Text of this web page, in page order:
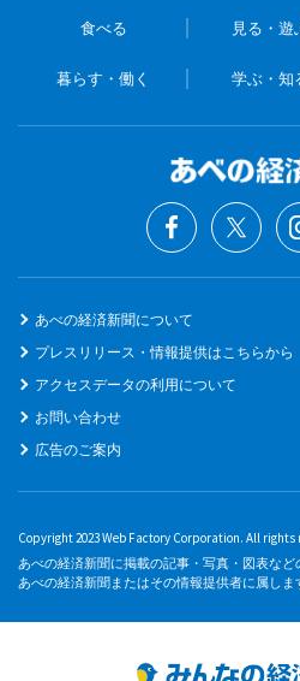
食べる 見る・遊
暮らす・働く 学ぶ・知
あべの経済新聞について
プレスリリース・情報提供はこちらから
アクセスデータの利用について
お問い合わせ
広告のご案内
Copyright 2023 Web Factory Corporation. All rights
あべの経済新聞に掲載の記事・写真・図表な
あべの経済新聞またはその情報提供者に属しま